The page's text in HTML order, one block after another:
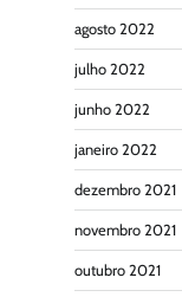
agosto 2022
julho 2022
junho 2022
janeiro 2022
dezembro 2021
novembro 2021
outubro 2021